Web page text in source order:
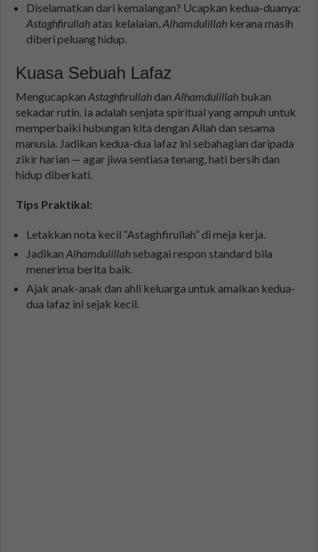
Diselamatkan dari kemalangan? Ucapkan kedua-duanya:
Astaghfirullahatas kelalaian,Alhamdulillah kerana masih
diberi peluang hidup.
Kuasa Sebuah Lafaz
MengucapkanAstaghfirullah danAlhamdulillah bukan
sekadar rutin. Ia adalah senjata spiritual yang ampuh untuk
memperbaiki hubungan kita dengan Allah dan sesama
manusia. Jadikan kedua-dua lafaz ini sebahagian daripada
zikir harian — agar jiwa sentiasa tenang, hati bersih dan
hidup diberkati.
Tips Praktikal:
Letakkan nota kecil “Astaghfirullah” di meja kerja.
JadikanAlhamdulillah sebagai respon standard bila
menerima berita baik.
Ajak anak-anak dan ahli keluarga untuk amalkan kedua-
dua lafaz ini sejak kecil.